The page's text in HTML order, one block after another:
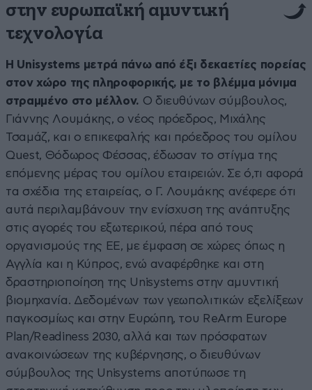
στην ευρωπαϊκή αμυντική
τεχνολογία
Η Unisystems μετρά πάνω από έξι δεκαετίες πορείας
στον χώρο της πληροφορικής, με το βλέμμα μόνιμα
στραμμένο στο μέλλον. Ο διευθύνων σύμβουλος,
Γιάννης Λουμάκης, ο νέος πρόεδρος, Μιχάλης
Τσαμάζ, και ο επικεφαλής και πρόεδρος του ομίλου
Quest, Θόδωρος Φέσσας, έδωσαν το στίγμα της
επόμενης μέρας του ομίλου εταιρειών. Σε ό,τι αφορά
τα σχέδια της εταιρείας, ο Γ. Λουμάκης ανέφερε ότι
αυτά περιλαμβάνουν την ενίσχυση της ανάπτυξης
στις αγορές του εξωτερικού, πέρα από τους
οργανισμούς της ΕΕ, με έμφαση σε χώρες όπως η
Αγγλία και η Κύπρος, ενώ αναφέρθηκε και στη
δραστηριοποίηση της Unisystems στην αμυντική
βιομηχανία. Δεδομένων των γεωπολιτικών εξελίξεων
παγκοσμίως και στην Ευρώπη, του ReArm Europe
Plan/Readiness 2030, αλλά και των πρόσφατων
ανακοινώσεων της κυβέρνησης, ο διευθύνων
σύμβουλος της Unisystems αποτύπωσε τη